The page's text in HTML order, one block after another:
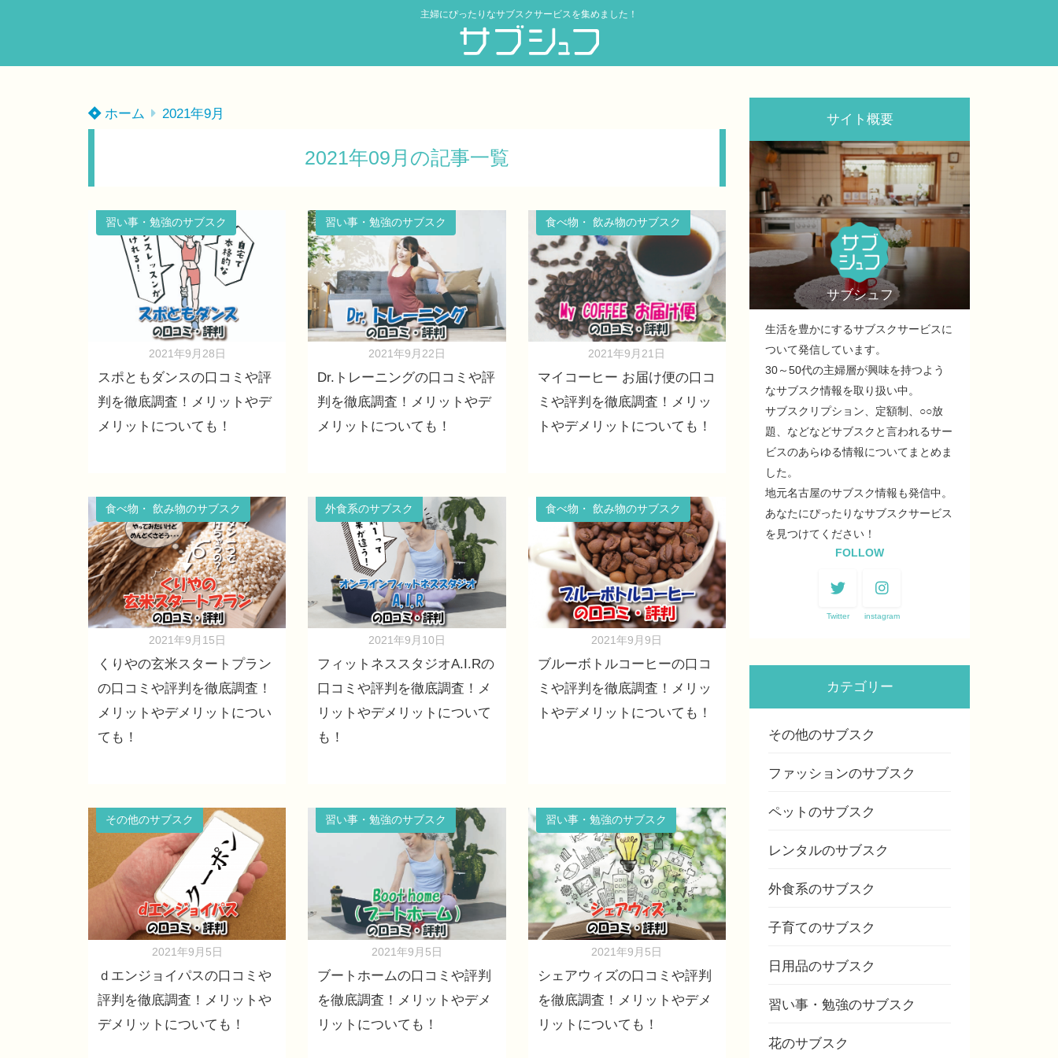
主婦にぴったりなサブスクサービスを集めました！
ホーム 2021年9月
2021年09月の記事一覧
習い事・勉強のサブスク
2021年9月28日
スポともダンスの口コミや評
判を徹底調査！メリットやデ
メリットについても！
習い事・勉強のサブスク
2021年9月22日
Dr.トレーニングの口コミや評
判を徹底調査！メリットやデ
メリットについても！
食べ物・ 飲み物のサブスク
2021年9月21日
マイコーヒー お届け便の口コ
ミや評判を徹底調査！メリッ
トやデメリットについても！
食べ物・ 飲み物のサブスク
2021年9月15日
くりやの玄米スタートプラン
の口コミや評判を徹底調査！
メリットやデメリットについ
ても！
外食系のサブスク
2021年9月10日
フィットネススタジオA.I.Rの
口コミや評判を徹底調査！メ
リットやデメリットについて
も！
食べ物・ 飲み物のサブスク
2021年9月9日
ブルーボトルコーヒーの口コ
ミや評判を徹底調査！メリッ
トやデメリットについても！
その他のサブスク
2021年9月5日
ｄエンジョイパスの口コミや
評判を徹底調査！メリットや
デメリットについても！
習い事・勉強のサブスク
2021年9月5日
ブートホームの口コミや評判
を徹底調査！メリットやデメ
リットについても！
習い事・勉強のサブスク
2021年9月5日
シェアウィズの口コミや評判
を徹底調査！メリットやデメ
リットについても！
サイト概要
サブシュフ
生活を豊かにするサブスクサービスに
ついて発信しています。
30～50代の主婦層が興味を持つよう
なサブスク情報を取り扱い中。
サブスクリプション、定額制、○○放
題、などなどサブスクと言われるサー
ビスのあらゆる情報についてまとめま
した。
地元名古屋のサブスク情報も発信中。
あなたにぴったりなサブスクサービス
を見つけてください！
FOLLOW
Twitter instagram
カテゴリー
その他のサブスク
ファッションのサブスク
ペットのサブスク
レンタルのサブスク
外食系のサブスク
子育てのサブスク
日用品のサブスク
習い事・勉強のサブスク
花のサブスク